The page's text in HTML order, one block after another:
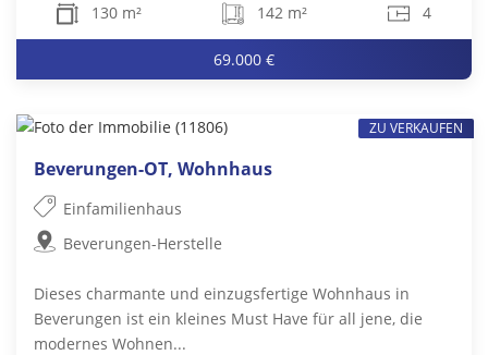
130 m² 142 m² 4
69.000 €
Beverungen-OT, Wohnhaus
Einfamilienhaus
Beverungen-Herstelle
Dieses charmante und einzugsfertige Wohnhaus in
Beverungen ist ein kleines Must Have für all jene, die
modernes Wohnen...
ZU VERKAUFEN